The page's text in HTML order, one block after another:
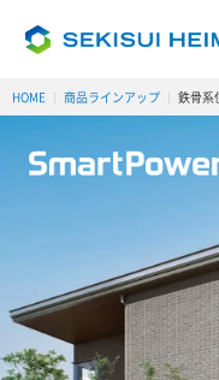
HOME 商品ラインアップ 鉄骨系